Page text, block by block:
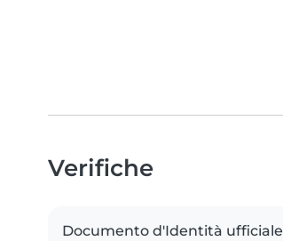
Verifiche
Documento d'Identità ufficiale